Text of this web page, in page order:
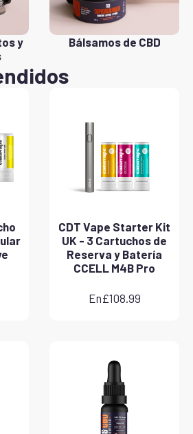
y
Bálsamos de CBD
CDT Vape Starter Kit
UK - 3 Cartuchos de
Reserva y Batería
CCELL M4B Pro
En£108.99